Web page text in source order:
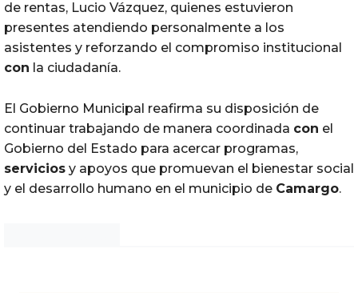
de rentas, Lucio Vázquez, quienes estuvieron
presentes atendiendo personalmente a los
asistentes y reforzando el compromiso institucional
con la ciudadanía.
El Gobierno Municipal reafirma su disposición de
continuar trabajando de manera coordinada con el
Gobierno del Estado para acercar programas,
servicios y apoyos que promuevan el bienestar social
y el desarrollo humano en el municipio de Camargo.